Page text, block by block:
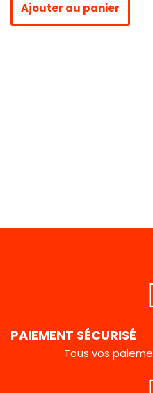
Ajouter au panier
PAIEMENT SÉCURISÉ
Tous vos